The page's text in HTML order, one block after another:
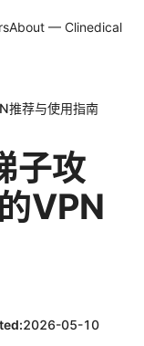
About — Clinedical
推荐与使用指南
子攻
VPN
2026-05-10